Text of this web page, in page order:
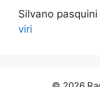
Silvano pasquini
viri